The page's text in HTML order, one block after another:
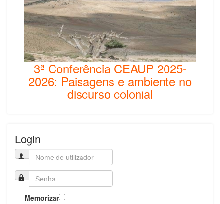
3ª Conferência CEAUP 2025-
2026: Paisagens e ambiente no
discurso colonial
Login
Memorizar